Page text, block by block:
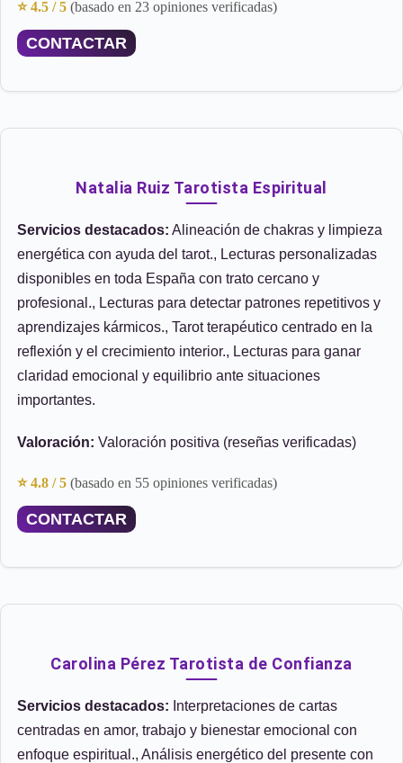
⭐ 4.5 / 5 (basado en 23 opiniones verificadas)
CONTACTAR
Natalia Ruiz Tarotista Espiritual
Servicios destacados: Alineación de chakras y limpieza
energética con ayuda del tarot., Lecturas personalizadas
disponibles en toda España con trato cercano y
profesional., Lecturas para detectar patrones repetitivos y
aprendizajes kármicos., Tarot terapéutico centrado en la
reflexión y el crecimiento interior., Lecturas para ganar
claridad emocional y equilibrio ante situaciones
importantes.
Valoración: Valoración positiva (reseñas verificadas)
⭐ 4.8 / 5 (basado en 55 opiniones verificadas)
CONTACTAR
Carolina Pérez Tarotista de Confianza
Servicios destacados: Interpretaciones de cartas
centradas en amor, trabajo y bienestar emocional con
enfoque espiritual., Análisis energético del presente con